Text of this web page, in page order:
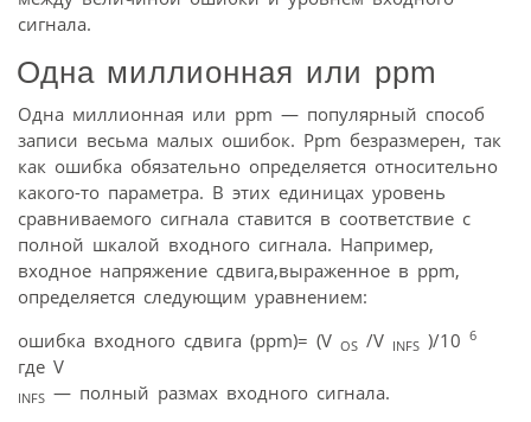
сигнала.
Одна миллионная или ppm
Одна миллионная или ppm — популярный способ
записи весьма малых ошибок. Ppm безразмерен, так
как ошибка обязательно определяется относительно
какого-то параметра. В этих единицах уровень
сравниваемого сигнала ставится в соответствие с
полной шкалой входного сигнала. Например,
входное напряжение сдвига,выраженное в ppm,
определяется следующим уравнением:
ошибка входного сдвига (ppm)= (V OS /V INFS )/10 6
где V
INFS — полный размах входного сигнала.